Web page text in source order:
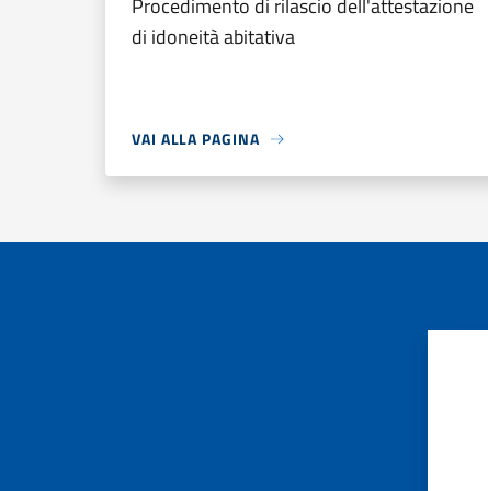
Procedimento di rilascio dell'attestazione
di idoneità abitativa
VAI ALLA PAGINA